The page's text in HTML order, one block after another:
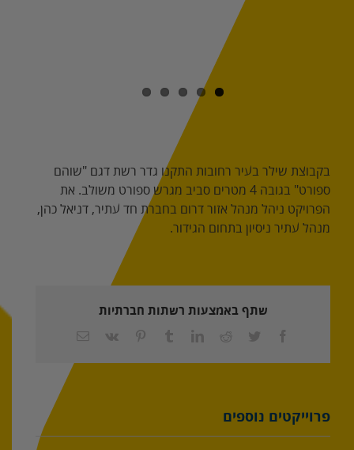
בקבוצת שילר בעיר רחובות התקנו גדר רשת דגם "שוהם
ספורט" בגובה 4 מטרים סביב מגרש ספורט משולב. את
הפרויקט ניהל מנהל אזור דרום בחברת חד עתיר, דניאל כהן,
מנהל עתיר ניסיון בתחום הגידור.
שתף באמצעות רשתות חברתיות
Facebook
Twitter
Reddit
LinkedIn
Tumblr
Pinterest
כתובת
אלקטרוני
פרוייקטים נוספים